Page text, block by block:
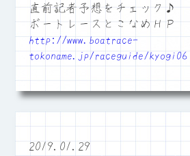
直前記者予想をチェック♪
ボートレースとこなめＨＰ
http://www.boatrace-
tokoname.jp/raceguide/kyogi06
2019.01.29